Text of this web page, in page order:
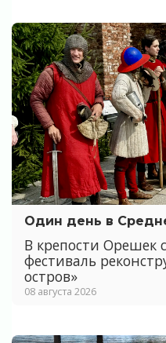
Один день в
В крепости Орешек
фестиваль
остров»
08 августа 2026